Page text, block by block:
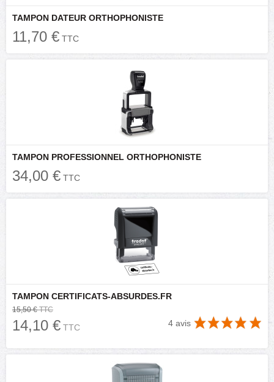
TAMPON DATEUR ORTHOPHONISTE
11,70 € TTC
TAMPON PROFESSIONNEL ORTHOPHONISTE
34,00 € TTC
TAMPON CERTIFICATS-ABSURDES.FR
15,50 €TTC
14,10 € TTC 4 avis